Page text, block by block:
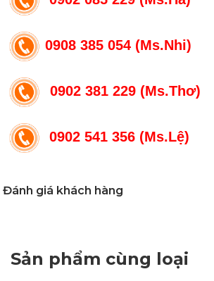
0908 385 054 (Ms.Nhi)
0902 381 229 (Ms.Thơ)
0902 541 356 (Ms.Lệ)
Đánh giá khách hàng
Sản phẩm cùng loại